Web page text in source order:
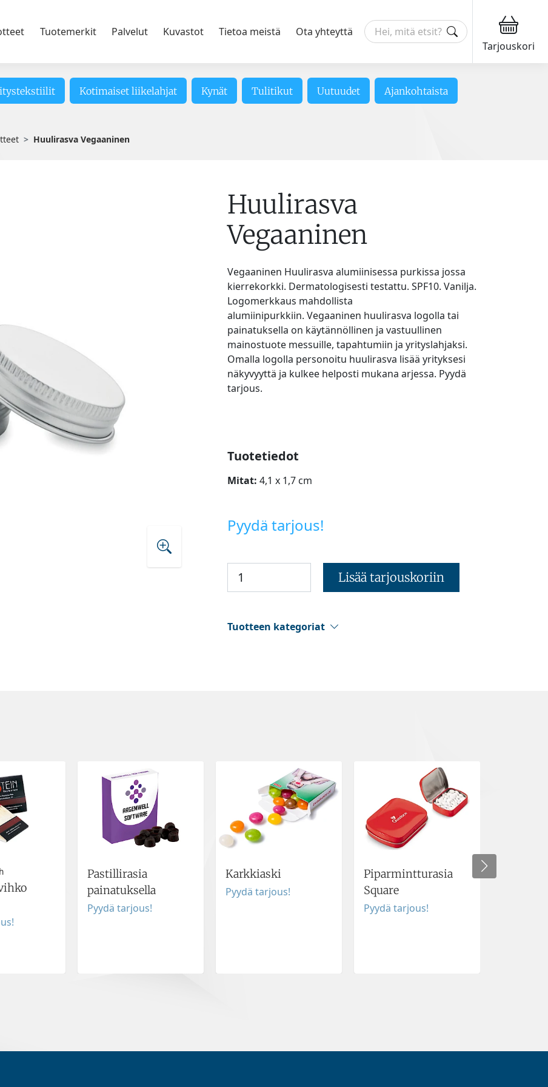
Tuotemerkit Palvelut Kuvastot Tietoa meistä
Ota yhteyttä
Tarjouskori
Kotimaiset liikelahjat Kynät Tulitikut Uutuudet Ajankohtaista
Huulirasva Vegaaninen
Huulirasva
Vegaaninen
Vegaaninen Huulirasva alumiinisessa purkissa jossa
kierrekorkki. Dermatologisesti testattu. SPF10. Vanilja.
Logomerkkaus mahdollista
alumiinipurkkiin. Vegaaninen huulirasva logolla tai
painatuksella on käytännöllinen ja vastuullinen
mainostuote messuille, tapahtumiin ja yrityslahjaksi.
Omalla logolla personoitu huulirasva lisää yrityksesi
näkyvyyttä ja kulkee helposti mukana arjessa. Pyydä
tarjous.
Tuotetiedot
Mitat: 4,1 x 1,7 cm
Pyydä tarjous!
Lisää tarjouskoriin
Tuotteen kategoriat
Pastillirasia
painatuksella
Pyydä tarjous!
Karkkiaski
Pyydä tarjous!
Piparmintturasia
Square
Pyydä tarjous!